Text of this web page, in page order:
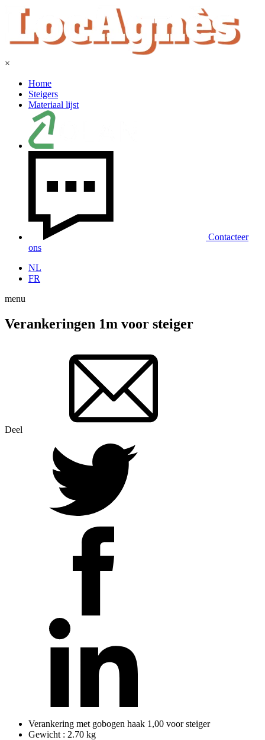
×
Home
Steigers
Materiaal lijst
Contacteer
ons
NL
FR
menu
Verankeringen 1m voor steiger
Deel
Verankering met gobogen haak 1,00 voor steiger
Gewicht : 2.70 kg